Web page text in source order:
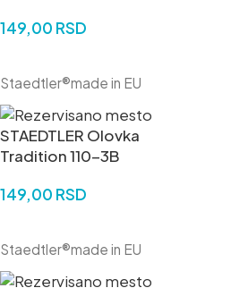
149,00 RSD
Staedtler®made in EU
STAEDTLER Olovka
Tradition 110-3B
149,00 RSD
Staedtler®made in EU